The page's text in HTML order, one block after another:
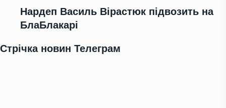
Нардеп Василь Вірастюк підвозить на
БлаБлакарі
Стрічка новин Телеграм